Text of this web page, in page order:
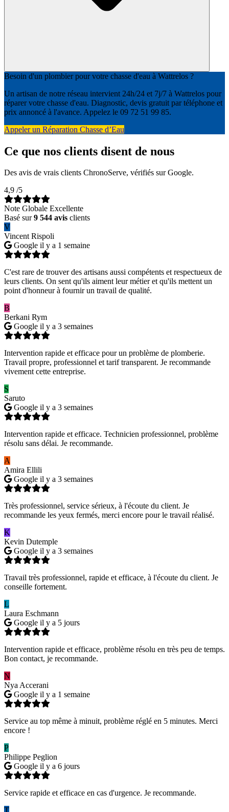
Besoin d'un plombier pour votre chasse d'eau à Wattrelos ?
Un artisan de notre réseau intervient 24h/24 et 7j/7 à Wattrelos pour
réparer votre chasse d'eau. Diagnostic, devis gratuit par téléphone et
prix annoncé à l'avance. Appelez le 09 72 51 99 85.
Appeler un Réparation Chasse d’Eau
Ce que nos clients disent de nous
Des avis de vrais clients ChronoServe, vérifiés sur Google.
4,9 /5
Note Globale Excellente
Basé sur9 544 avis clients
V
Vincent Rispoli
Google il y a 1 semaine
C'est rare de trouver des artisans aussi compétents et respectueux de
leurs clients. On sent qu'ils aiment leur métier et qu'ils mettent un
point d'honneur à fournir un travail de qualité.
B
Berkani Rym
Google il y a 3 semaines
Intervention rapide et efficace pour un problème de plomberie.
Travail propre, professionnel et tarif transparent. Je recommande
vivement cette entreprise.
S
Saruto
Google il y a 3 semaines
Intervention rapide et efficace. Technicien professionnel, problème
résolu sans délai. Je recommande.
A
Amira Ellili
Google il y a 3 semaines
Très professionnel, service sérieux, à l'écoute du client. Je
recommande les yeux fermés, merci encore pour le travail réalisé.
K
Kevin Dutemple
Google il y a 3 semaines
Travail très professionnel, rapide et efficace, à l'écoute du client. Je
conseille fortement.
L
Laura Eschmann
Google il y a 5 jours
Intervention rapide et efficace, problème résolu en très peu de temps.
Bon contact, je recommande.
N
Nya Accerani
Google il y a 1 semaine
Service au top même à minuit, problème réglé en 5 minutes. Merci
encore !
P
Philippe Peglion
Google il y a 6 jours
Service rapide et efficace en cas d'urgence. Je recommande.